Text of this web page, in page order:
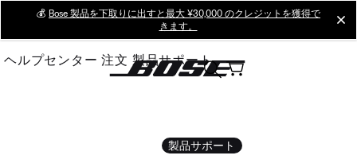
Main
💰 Bose 製品を下取りに出すと最大 ¥30,000 のクレジットを獲得で
きます。
ヘルプセンター 注文 製品サポート
製品サポート